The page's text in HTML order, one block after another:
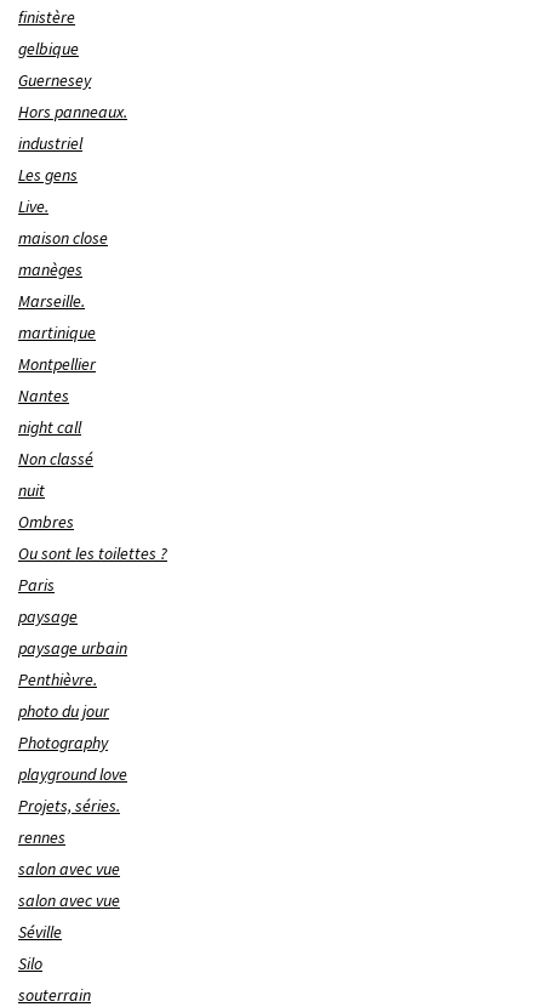
finistère
gelbique
Guernesey
Hors panneaux.
industriel
Les gens
Live.
maison close
manèges
Marseille.
martinique
Montpellier
Nantes
night call
Non classé
nuit
Ombres
Ou sont les toilettes ?
Paris
paysage
paysage urbain
Penthièvre.
photo du jour
Photography
playground love
Projets, séries.
rennes
salon avec vue
salon avec vue
Séville
Silo
souterrain